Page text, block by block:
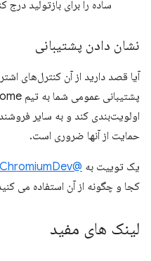
ساده را برای بازتولید درج
نشان دادن پشتیبانی
آیا قصد دارید از آن کنترل‌های
اولویت‌بندی کند و به سایر
حمایت از آنها ضروری است.
یک توییت به @ChromiumDev
کجا و چگونه از آن استفاده می
لینک های مفید